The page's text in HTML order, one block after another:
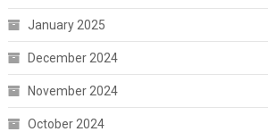
January 2025
December 2024
November 2024
October 2024